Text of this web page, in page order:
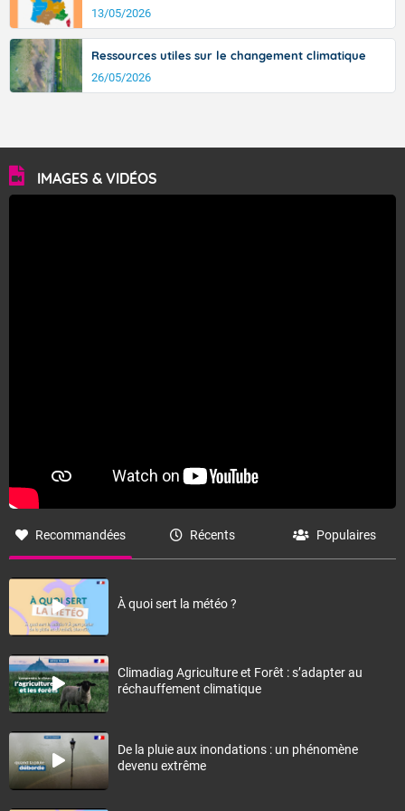
13/05/2026
Ressources utiles sur le changement climatique
26/05/2026
IMAGES & VIDÉOS
Recommandées Récents Populaires
À quoi sert la météo ?
Climadiag Agriculture et Forêt : s’adapter au
réchauffement climatique
De la pluie aux inondations : un phénomène
devenu extrême